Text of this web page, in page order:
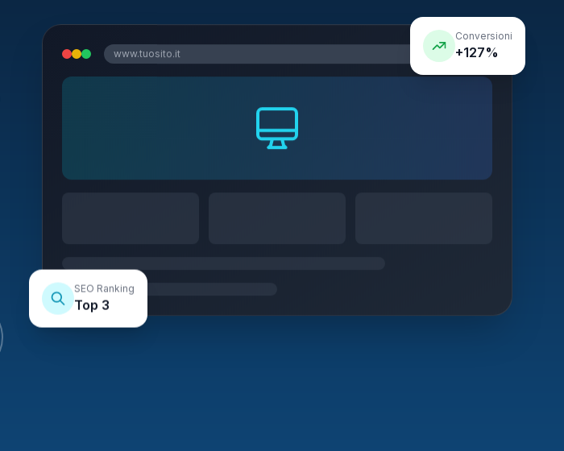
www.tuosito.it
Conversioni
+127%
SEO Ranking
Top 3